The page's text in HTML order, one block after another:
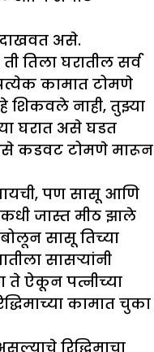
असे.
तिला घरातील सर्व
कामात टोमणे
शिकवले नाही, तुझ्या
घरात असे घडत
कडवट टोमणे मारून
पण सासू आणि
जास्त मीठ झाले
सासू तिच्या
सासऱ्यांनी
ऐकून पत्नीच्या
कामात चुका
रिद्धिमाचा